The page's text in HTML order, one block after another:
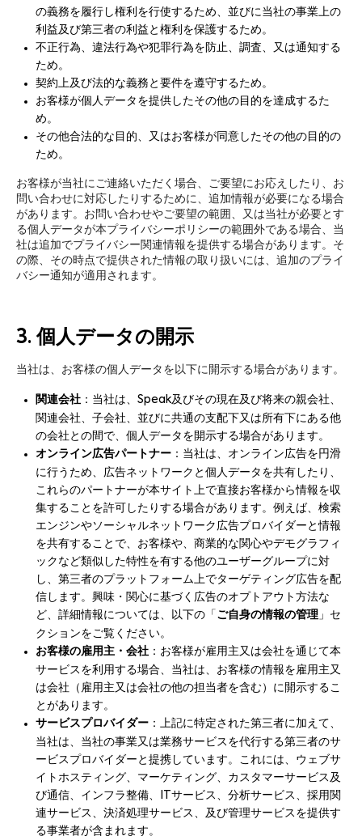
の義務を履行し権利を行使するため、並びに当社の事業上の
利益及び第三者の利益と権利を保護するため。
不正行為、違法行為や犯罪行為を防止、調査、又は通知する
ため。
契約上及び法的な義務と要件を遵守するため。
お客様が個人データを提供したその他の目的を達成するた
め。
その他合法的な目的、又はお客様が同意したその他の目的の
ため。
お客様が当社にご連絡いただく場合、ご要望にお応えしたり、お
問い合わせに対応したりするために、追加情報が必要になる場合
があります。お問い合わせやご要望の範囲、又は当社が必要とす
る個人データが本プライバシーポリシーの範囲外である場合、当
社は追加でプライバシー関連情報を提供する場合があります。そ
の際、その時点で提供された情報の取り扱いには、追加のプライ
バシー通知が適用されます。
3. 個人データの開示
当社は、お客様の個人データを以下に開示する場合があります。
関連会社 ：当社は、Speak及びその現在及び将来の親会社、
関連会社、子会社、並びに共通の支配下又は所有下にある他
の会社との間で、個人データを開示する場合があります。
オンライン広告パートナー ：当社は、オンライン広告を円滑
に行うため、広告ネットワークと個人データを共有したり、
これらのパートナーが本サイト上で直接お客様から情報を収
集することを許可したりする場合があります。例えば、検索
エンジンやソーシャルネットワーク広告プロバイダーと情報
を共有することで、お客様や、商業的な関心やデモグラフィ
ックなど類似した特性を有する他のユーザーグループに対
し、第三者のプラットフォーム上でターゲティング広告を配
信します。興味・関心に基づく広告のオプトアウト方法な
ど、詳細情報については、以下の「 ご自身の情報の管理 」セ
クションをご覧ください。
お客様の雇用主・会社 ：お客様が雇用主又は会社を通じて本
サービスを利用する場合、当社は、お客様の情報を雇用主又
は会社（雇用主又は会社の他の担当者を含む）に開示するこ
とがあります。
サービスプロバイダー ：上記に特定された第三者に加えて、
当社は、当社の事業又は業務サービスを代行する第三者のサ
ービスプロバイダーと提携しています。これには、ウェブサ
イトホスティング、マーケティング、カスタマーサービス及
び通信、インフラ整備、ITサービス、分析サービス、採用関
連サービス、決済処理サービス、及び管理サービスを提供す
る事業者が含まれます。